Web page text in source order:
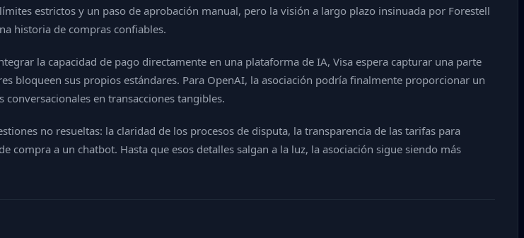
estrictos y un paso de aprobación manual, pero la visión a largo plazo insinuada por Forestell
historia de compras confiables.
la capacidad de pago directamente en una plataforma de IA, Visa espera capturar una parte
bloqueen sus propios estándares. Para OpenAI, la asociación podría finalmente proporcionar un
en transacciones tangibles.
no resueltas: la claridad de los procesos de disputa, la transparencia de las tarifas para
a un chatbot. Hasta que esos detalles salgan a la luz, la asociación sigue siendo más